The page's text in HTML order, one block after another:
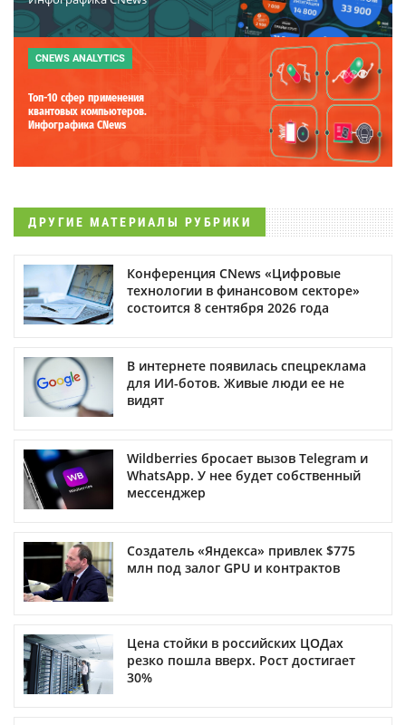
CNEWS ANALYTICS
Топ-10 сфер применения
квантовых компьютеров.
Инфографика CNews
ДРУГИЕ МАТЕРИАЛЫ РУБРИКИ
Конференция CNews «Цифровые
технологии в финансовом секторе»
состоится 8 сентября 2026 года
В интернете появилась спецреклама
для ИИ-ботов. Живые люди ее не
видят
Wildberries бросает вызов Telegram и
WhatsApp. У нее будет собственный
мессенджер
Создатель «Яндекса» привлек $775
млн под залог GPU и контрактов
Цена стойки в российских ЦОДах
резко пошла вверх. Рост достигает
30%